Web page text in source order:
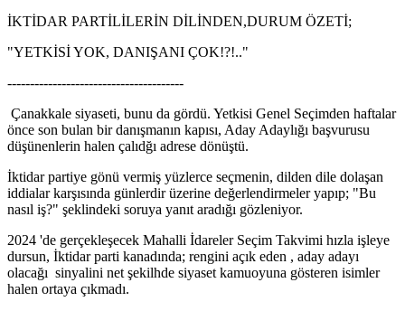
İKTİDAR PARTİLİLERİN DİLİNDEN,DURUM ÖZETİ;
"YETKİSİ YOK, DANIŞANI ÇOK!?!.."
---------------------------------------
Çanakkale siyaseti, bunu da gördü. Yetkisi Genel Seçimden haftalar
önce son bulan bir danışmanın kapısı, Aday Adaylığı başvurusu
düşünenlerin halen çalıdğı adrese dönüştü.
İktidar partiye gönü vermiş yüzlerce seçmenin, dilden dile dolaşan
iddialar karşısında günlerdir üzerine değerlendirmeler yapıp; "Bu
nasıl iş?" şeklindeki soruya yanıt aradığı gözleniyor.
2024 'de gerçekleşecek Mahalli İdareler Seçim Takvimi hızla işleye
dursun, İktidar parti kanadında; rengini açık eden , aday adayı
olacağı sinyalini net şekilhde siyaset kamuoyuna gösteren isimler
halen ortaya çıkmadı.